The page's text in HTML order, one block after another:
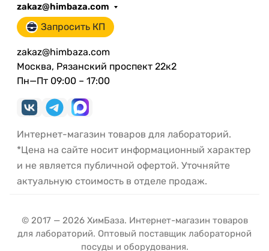
zakaz@himbaza.com
Запросить КП
zakaz@himbaza.com
Москва, Рязанский проспект 22к2
Пн—Пт 09:00 – 17:00
Интернет-магазин товаров для лабораторий.
*Цена на сайте носит информационный характер
и не является публичной офертой. Уточняйте
актуальную стоимость в отделе продаж.
© 2017 — 2026 ХимБаза. Интернет-магазин товаров
для лабораторий. Оптовый поставщик лабораторной
посуды и оборудования.